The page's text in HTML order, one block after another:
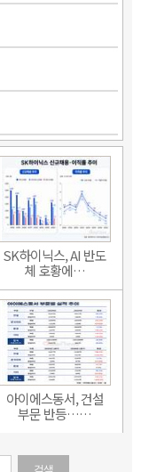
SK하이닉스, AI 반도
체 호황에…
아이에스동서, 건설
부문 반등……